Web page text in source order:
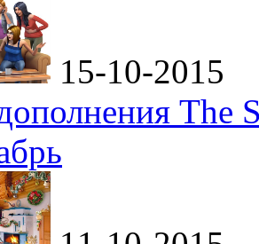
15-10-2015
The